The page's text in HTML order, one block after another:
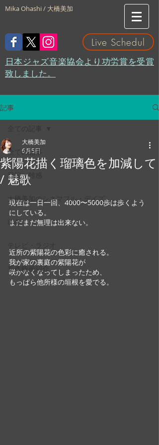
Mika Ohashi / 大橋美加
Live Schedul
​日本ジャズ音楽協会より功労賞を受賞
致しました。
記事
全ての記事
日記・雑感
大橋美加のシネマフル・デイズ
LIVE
新作映画紹介
紫陽花描く瑠璃色を加減して
/ 魅歌
大橋美加
6月5日
現在は一日一回、4000〜5000歩は歩くよう
にしている。
まだまだ無理は出来ない。
近所の紫陽花の色彩に癒される。
我が家の裏庭の紫陽花が
咲かなくなってしまったため、
もっぱら他所様の垣根を愛でる。